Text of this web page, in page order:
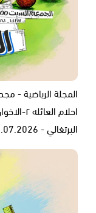
المجلة الرياضية -
احلام
البرتغالي - 10.07.2026